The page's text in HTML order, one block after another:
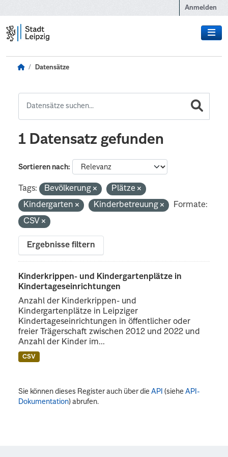
Anmelden
Datensätze
1 Datensatz gefunden
Sortieren nach
Tags: Bevölkerung
Plätze
Kindergarten
Kinderbetreuung
Formate:
CSV
Ergebnisse filtern
Kinderkrippen- und Kindergartenplätze in
Kindertageseinrichtungen
Anzahl der Kinderkrippen- und
Kindergartenplätze in Leipziger
Kindertageseinrichtungen in öffentlicher oder
freier Trägerschaft zwischen 2012 und 2022 und
Anzahl der Kinder im...
CSV
Sie können dieses Register auch über dieAPI (sieheAPI-
Dokumentation) abrufen.